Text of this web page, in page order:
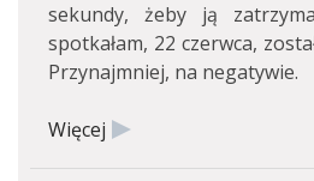
sekundy, żeby ją
spotkałam, 22 czerwca,
Przynajmniej, na negatywie.
Więcej